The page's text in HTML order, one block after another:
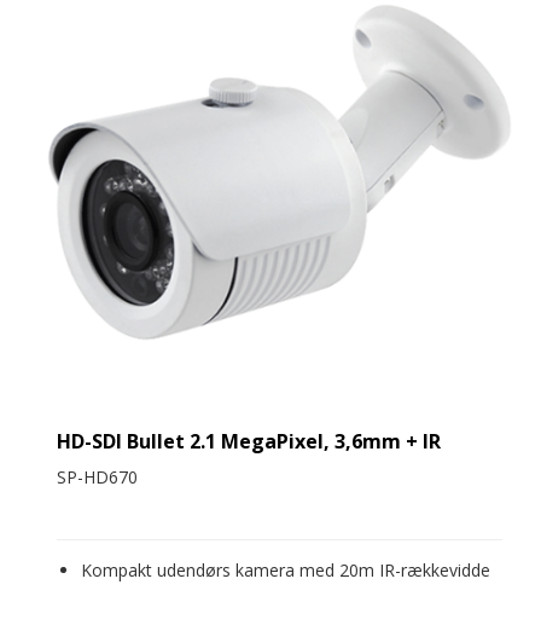
HD-SDI Bullet 2.1 MegaPixel, 3,6mm + IR
SP-HD670
Kompakt udendørs kamera med 20m IR-rækkevidde